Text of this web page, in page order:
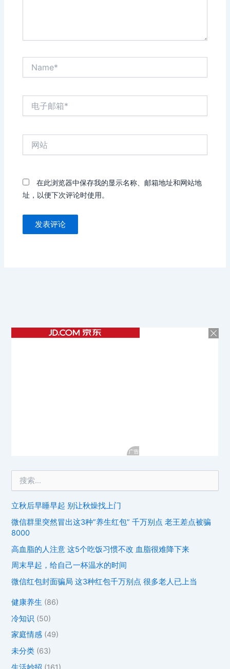
在此浏览器中保存我的显示名称、邮箱地址和网站地
址，以便下次评论时使用。
立秋后早睡早起 别让秋燥找上门
微信群里突然冒出这3种”养生红包” 千万别点 老王差点被骗
8000
高血脂的人注意 这5个吃饭习惯不改 血脂很难降下来
周末早起，给自己一杯温水的时间
微信红包封面骗局 这3种红包千万别点 很多老人已上当
健康养生 (86)
冷知识 (50)
家庭情感 (49)
未分类 (63)